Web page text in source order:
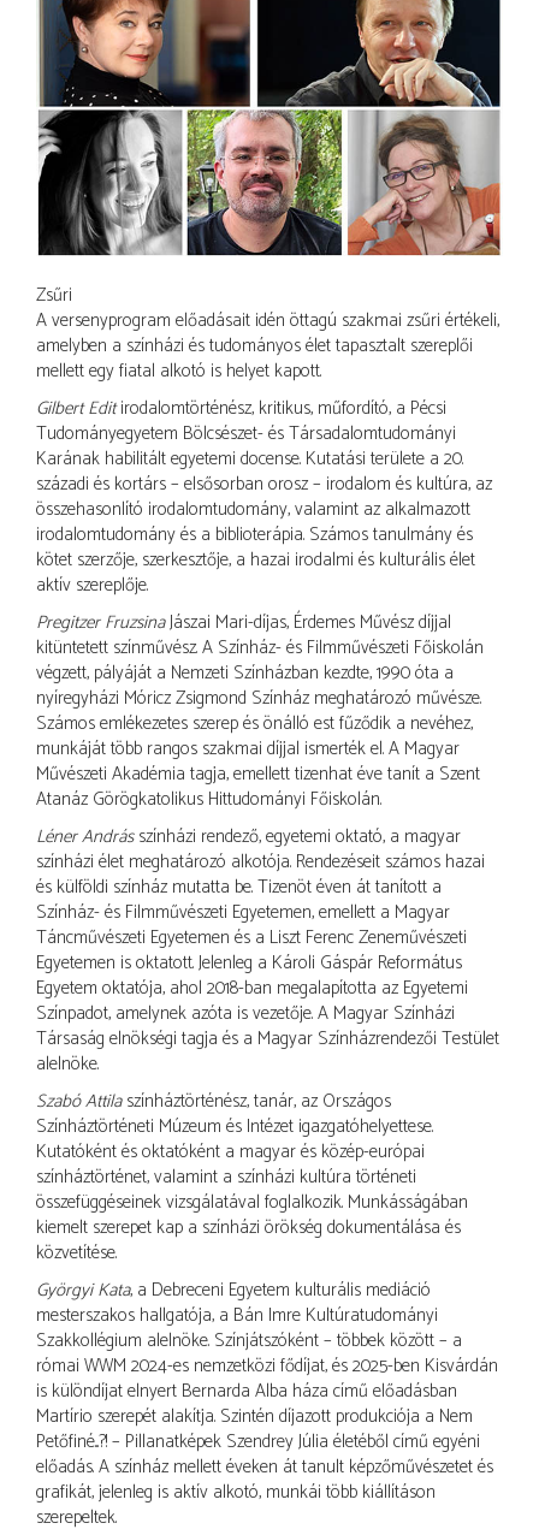
Zsűri
A versenyprogram előadásait idén öttagú szakmai zsűri értékeli,
amelyben a színházi és tudományos élet tapasztalt szereplői
mellett egy fiatal alkotó is helyet kapott.
Gilbert Editirodalomtörténész, kritikus, műfordító, a Pécsi
Tudományegyetem Bölcsészet- és Társadalomtudományi
Karának habilitált egyetemi docense. Kutatási területe a 20.
századi és kortárs – elsősorban orosz – irodalom és kultúra, az
összehasonlító irodalomtudomány, valamint az alkalmazott
irodalomtudomány és a biblioterápia. Számos tanulmány és
kötet szerzője, szerkesztője, a hazai irodalmi és kulturális élet
aktív szereplője.
Pregitzer FruzsinaJászai Mari-díjas, Érdemes Művész díjjal
kitüntetett színművész. A Színház- és Filmművészeti Főiskolán
végzett, pályáját a Nemzeti Színházban kezdte, 1990 óta a
nyíregyházi Móricz Zsigmond Színház meghatározó művésze.
Számos emlékezetes szerep és önálló est fűződik a nevéhez,
munkáját több rangos szakmai díjjal ismerték el. A Magyar
Művészeti Akadémia tagja, emellett tizenhat éve tanít a Szent
Atanáz Görögkatolikus Hittudományi Főiskolán.
Léner Andrásszínházi rendező, egyetemi oktató, a magyar
színházi élet meghatározó alkotója. Rendezéseit számos hazai
és külföldi színház mutatta be. Tizenöt éven át tanított a
Színház- és Filmművészeti Egyetemen, emellett a Magyar
Táncművészeti Egyetemen és a Liszt Ferenc Zeneművészeti
Egyetemen is oktatott. Jelenleg a Károli Gáspár Református
Egyetem oktatója, ahol 2018-ban megalapította az Egyetemi
Színpadot, amelynek azóta is vezetője. A Magyar Színházi
Társaság elnökségi tagja és a Magyar Színházrendezői Testület
alelnöke.
Szabó Attilaszínháztörténész, tanár, az Országos
Színháztörténeti Múzeum és Intézet igazgatóhelyettese.
Kutatóként és oktatóként a magyar és közép-európai
színháztörténet, valamint a színházi kultúra történeti
összefüggéseinek vizsgálatával foglalkozik. Munkásságában
kiemelt szerepet kap a színházi örökség dokumentálása és
közvetítése.
Györgyi Kata, a Debreceni Egyetem kulturális mediáció
mesterszakos hallgatója, a Bán Imre Kultúratudományi
Szakkollégium alelnöke. Színjátszóként – többek között – a
római WWM 2024-es nemzetközi fődíjat, és 2025-ben Kisvárdán
is különdíjat elnyert Bernarda Alba háza című előadásban
Martírio szerepét alakítja. Szintén díjazott produkciója a Nem
Petőfiné...?! – Pillanatképek Szendrey Júlia életéből című egyéni
előadás. A színház mellett éveken át tanult képzőművészetet és
grafikát, jelenleg is aktív alkotó, munkái több kiállításon
szerepeltek.